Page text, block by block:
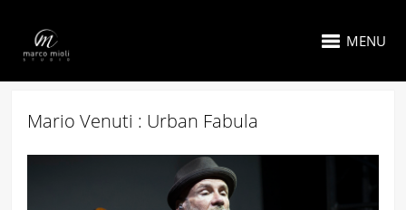
MENU
Mario Venuti : Urban Fabula